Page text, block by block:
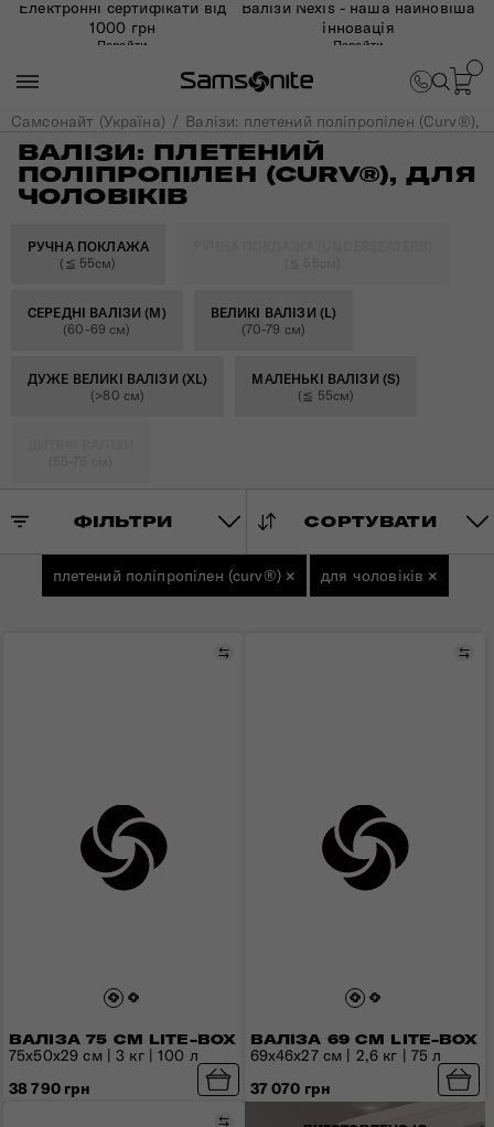
Електронні сертифікати від
1000 грн
Перейти
Валізи Nexis - наша найновіша
інновація
Перейти
Самсонайт (Україна) Валізи: плетений поліпропілен (Curv®),
ВАЛІЗИ: ПЛЕТЕНИЙ
ПОЛІПРОПІЛЕН (CURV®), ДЛЯ
ЧОЛОВІКІВ
РУЧНА ПОКЛАЖА
(≦ 55см)
СЕРЕДНІ ВАЛІЗИ (M)
(60-69 см)
ВЕЛИКІ ВАЛІЗИ (L)
(70-79 см)
ДУЖЕ ВЕЛИКІ ВАЛІЗИ (XL)
(>80 см)
МАЛЕНЬКІ ВАЛІЗИ (S)
(≦ 55см)
ФІЛЬТРИ СОРТУВАТИ
плетений поліпропілен (curv®) × для чоловіків ×
ВАЛІЗА 75 СМ LITE-BOX
Порівняти
75x50x29 см | 3 кг | 100 л
38 790 грн
ВАЛІЗА 69 СМ LITE-BOX
69x46x27 см | 2,6 кг | 75 л
37 070 грн
Порівняти